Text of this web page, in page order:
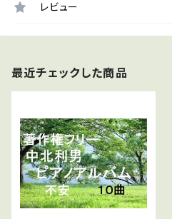
レビュー
最近チェックした商品